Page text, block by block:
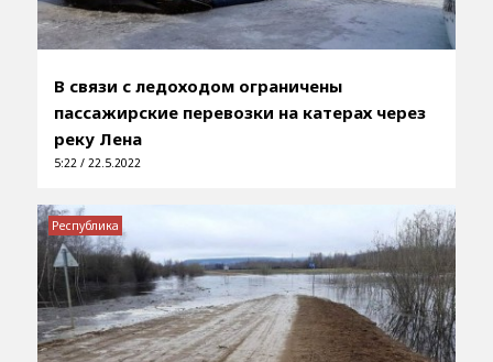
В связи с ледоходом ограничены
пассажирские перевозки на катерах через
реку Лена
5:22 / 22.5.2022
Республика